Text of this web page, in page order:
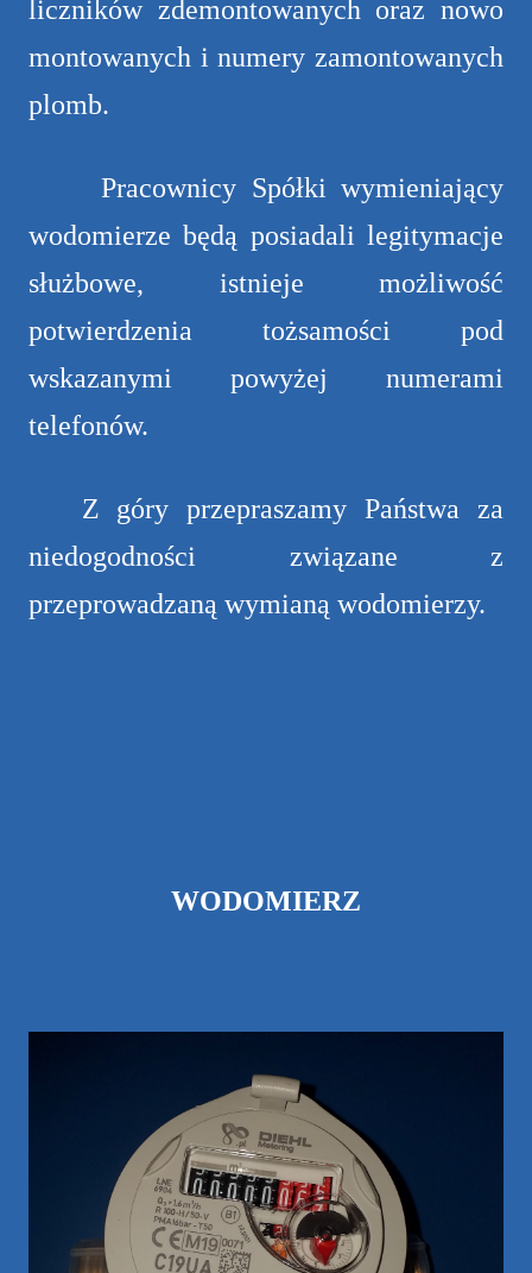
liczników zdemontowanych oraz nowo
montowanych i numery zamontowanych
plomb.
Pracownicy Spółki wymieniający
wodomierze będą posiadali legitymacje
służbowe, istnieje możliwość
potwierdzenia tożsamości pod
wskazanymi powyżej numerami
telefonów.
Z góry przepraszamy Państwa za
niedogodności związane z
przeprowadzaną wymianą wodomierzy.
WODOMIERZ